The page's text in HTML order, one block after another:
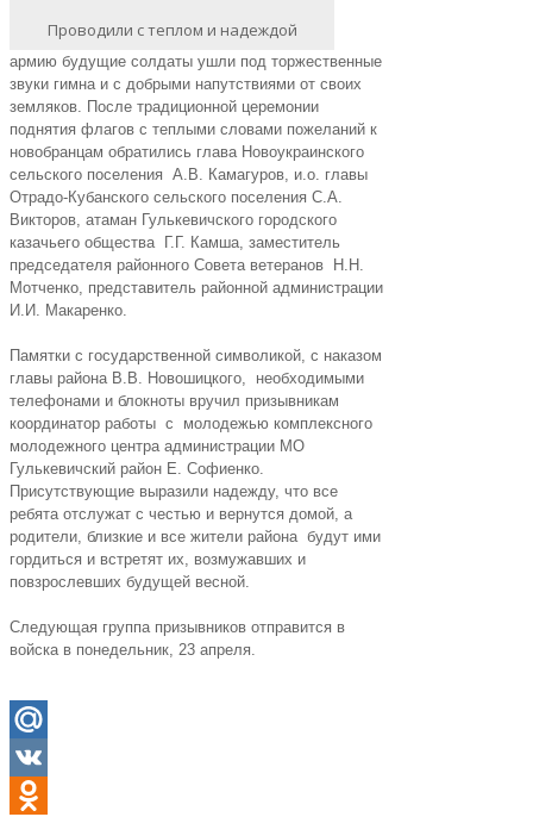
Проводили с теплом и надеждой
армию будущие солдаты ушли под торжественные
звуки гимна и с добрыми напутствиями от своих
земляков. После традиционной церемонии
поднятия флагов с теплыми словами пожеланий к
новобранцам обратились глава Новоукраинского
сельского поселения А.В. Камагуров, и.о. главы
Отрадо-Кубанского сельского поселения С.А.
Викторов, атаман Гулькевичского городского
казачьего общества Г.Г. Камша, заместитель
председателя районного Совета ветеранов Н.Н.
Мотченко, представитель районной администрации
И.И. Макаренко.
Памятки с государственной символикой, с наказом
главы района В.В. Новошицкого, необходимыми
телефонами и блокноты вручил призывникам
координатор работы с молодежью комплексного
молодежного центра администрации МО
Гулькевичский район Е. Софиенко.
Присутствующие выразили надежду, что все
ребята отслужат с честью и вернутся домой, а
родители, близкие и все жители района будут ими
гордиться и встретят их, возмужавших и
повзрослевших будущей весной.
Следующая группа призывников отправится в
войска в понедельник, 23 апреля.
Mail.Ru
VK